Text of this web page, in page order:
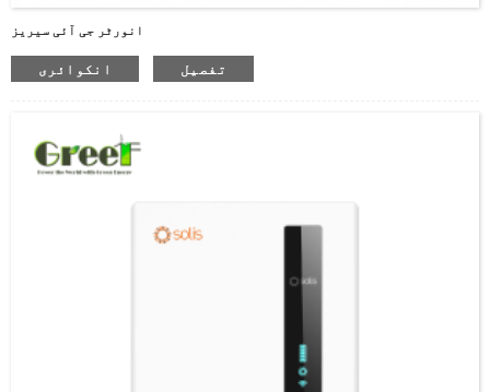
انورٹر جی آئی سیریز
انکوائری تفصیل